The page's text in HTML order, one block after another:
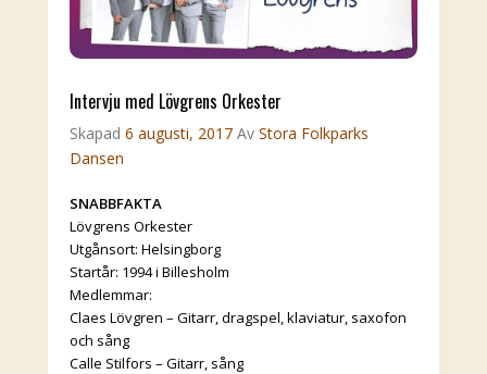
Intervju med Lövgrens Orkester
Skapad 6 augusti, 2017 Av Stora Folkparks
Dansen
SNABBFAKTA
Lövgrens Orkester
Utgånsort: Helsingborg
Startår: 1994 i Billesholm
Medlemmar:
Claes Lövgren – Gitarr, dragspel, klaviatur, saxofon
och sång
Calle Stilfors – Gitarr, sång